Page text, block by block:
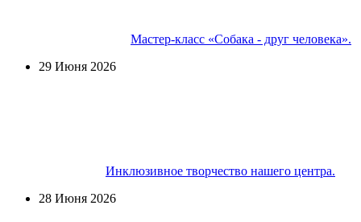
Мастер-класс «Собака - друг человека».
29 Июня 2026
Инклюзивное творчество нашего центра.
28 Июня 2026